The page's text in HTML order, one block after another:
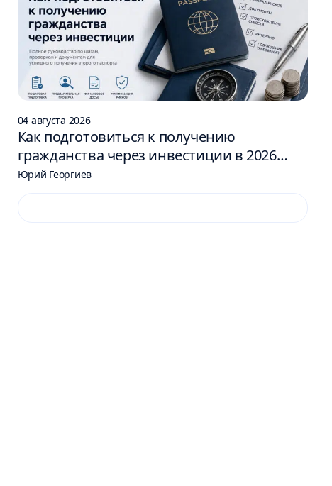
04 августа 2026
Как подготовиться к получению
гражданства через инвестиции в 2026
году: 6 шагов
Юрий Георгиев